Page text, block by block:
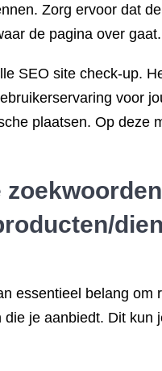
Zorg ervoor dat
de pagina over gaat.
SEO site check-up.
voor
plaatsen. Op deze
essentieel belang om
je aanbiedt. Dit kun